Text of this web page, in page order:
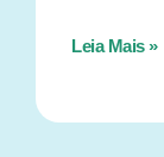
Leia Mais »